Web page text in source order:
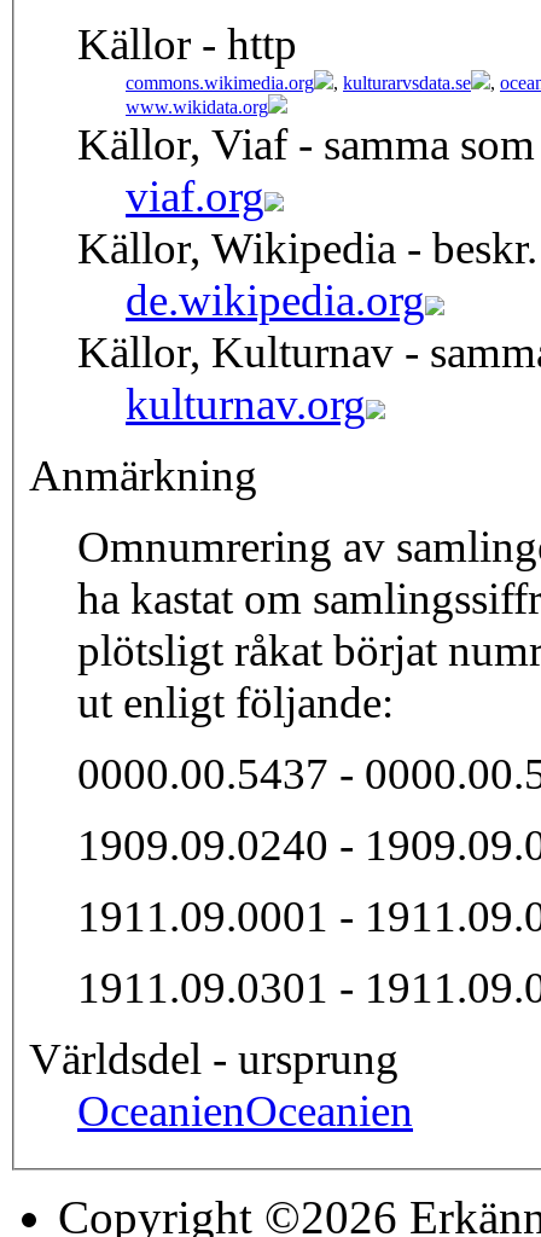
Källor - http
commons.wikimedia.org , kulturarvsdata.se ,
www.wikidata.org
Källor, Viaf - samma som
viaf.org
Källor, Wikipedia -
de.wikipedia.org
Källor, Kulturnav -
kulturnav.org
Anmärkning
Omnumrering av
ha kastat om
plötsligt råkat börjat
ut enligt följande:
0000.00.5437 -
1909.09.0240 -
1911.09.0001 -
1911.09.0301 -
Världsdel - ursprung
OceanienOceanien
Copyright ©2026